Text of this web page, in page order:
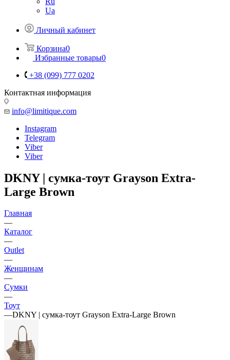
Ua
Личный кабинет
Корзина0
Избранные товары0
+38 (099) 777 0202
Контактная информация
info@limitique.com
Instagram
Telegram
Viber
Viber
DKNY | сумка-тоут Grayson Extra-
Large Brown
Главная
—
Каталог
—
Outlet
—
Женщинам
—
Сумки
—
Тоут
—DKNY | сумка-тоут Grayson Extra-Large Brown